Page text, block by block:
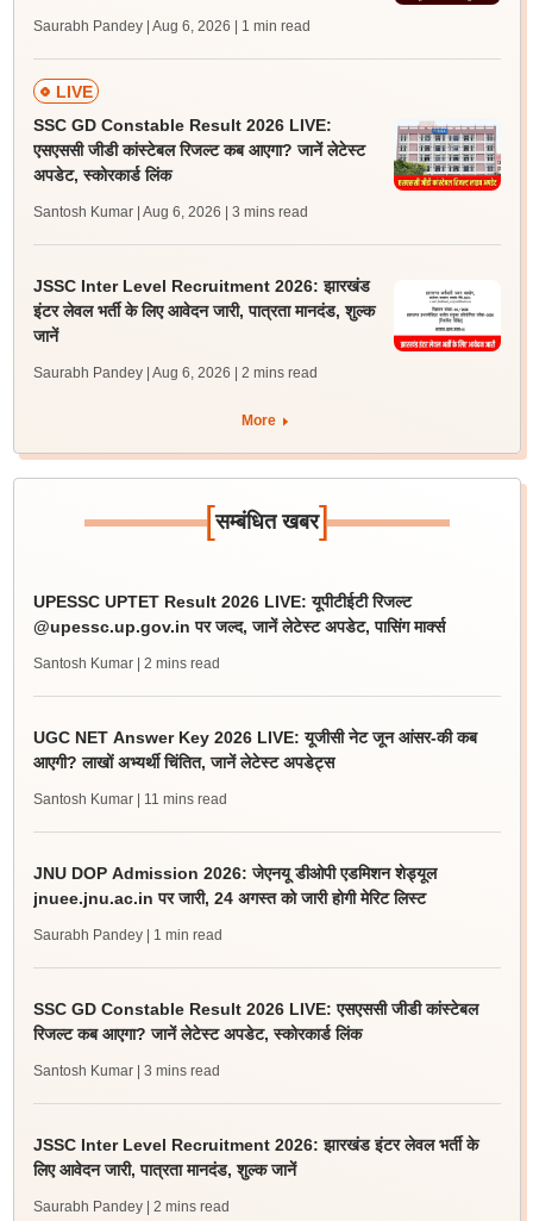
Saurabh Pandey | Aug 6, 2026 | 1 min read
LIVE
SSC GD Constable Result 2026 LIVE:
एसएससी जीडी कांस्टेबल रिजल्ट कब आएगा? जानें लेटेस्ट
अपडेट, स्कोरकार्ड लिंक
Santosh Kumar | Aug 6, 2026 | 3 mins read
JSSC Inter Level Recruitment 2026: झारखंड
इंटर लेवल भर्ती के लिए आवेदन जारी, पात्रता मानदंड, शुल्क
जानें
Saurabh Pandey | Aug 6, 2026 | 2 mins read
More
[सम्बंधित खबर]
UPESSC UPTET Result 2026 LIVE: यूपीटीईटी रिजल्ट
@upessc.up.gov.in पर जल्द, जानें लेटेस्ट अपडेट, पासिंग मार्क्स
Santosh Kumar | 2 mins read
UGC NET Answer Key 2026 LIVE: यूजीसी नेट जून आंसर-की कब
आएगी? लाखों अभ्यर्थी चिंतित, जानें लेटेस्ट अपडेट्स
Santosh Kumar | 11 mins read
JNU DOP Admission 2026: जेएनयू डीओपी एडमिशन शेड्यूल
jnuee.jnu.ac.in पर जारी, 24 अगस्त को जारी होगी मेरिट लिस्ट
Saurabh Pandey | 1 min read
SSC GD Constable Result 2026 LIVE: एसएससी जीडी कांस्टेबल
रिजल्ट कब आएगा? जानें लेटेस्ट अपडेट, स्कोरकार्ड लिंक
Santosh Kumar | 3 mins read
JSSC Inter Level Recruitment 2026: झारखंड इंटर लेवल भर्ती के
लिए आवेदन जारी, पात्रता मानदंड, शुल्क जानें
Saurabh Pandey | 2 mins read